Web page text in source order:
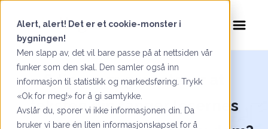
Alert, alert! Det er et cookie-monster i
bygningen!
Men slapp av, det vil bare passe på at nettsiden vår
funker som den skal. Den samler også inn
informasjon til statistikk og markedsføring. Trykk
«Ok for meg!» for å gi samtykke.
Avslår du, sporer vi ikke informasjonen din. Da
bruker vi bare én liten informasjonskapsel for å
6 tips som garanterer at
teksten din fanger lesernes